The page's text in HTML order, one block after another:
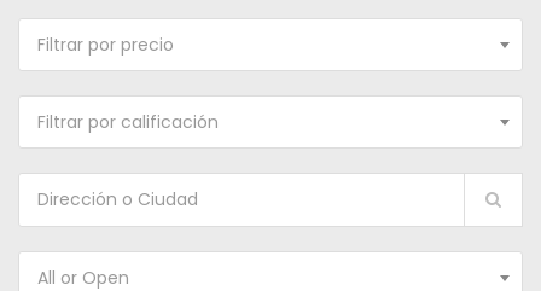
Filtrar por precio
Filtrar por calificación
All or Open